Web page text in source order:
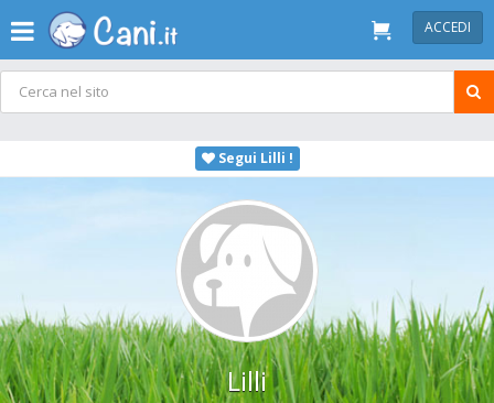
ACCEDI
Segui Lilli !
Lilli